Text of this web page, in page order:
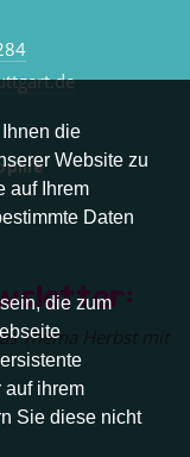
die
Website zu
auf Ihrem
Daten
die zum
auf ihrem
Sie diese nicht
Thema Herbst mit